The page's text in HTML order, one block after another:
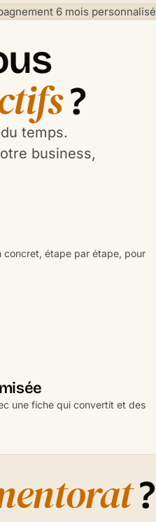
6 mois
?
temps.
business,
concret, étape par étape, pour
une fiche qui convertit et des
?